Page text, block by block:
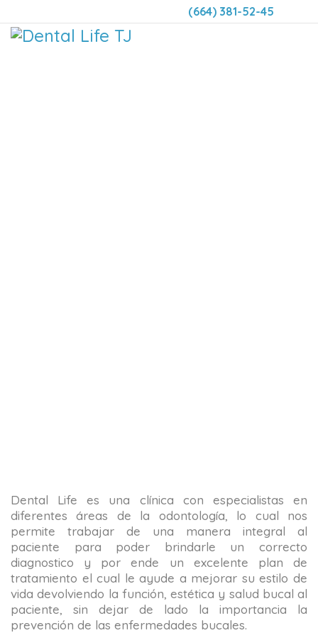
(664) 381-52-45
Dental Life es una clínica con especialistas en
diferentes áreas de la odontología, lo cual nos
permite trabajar de una manera integral al
paciente para poder brindarle un correcto
diagnostico y por ende un excelente plan de
tratamiento el cual le ayude a mejorar su estilo de
vida devolviendo la función, estética y salud bucal al
paciente, sin dejar de lado la importancia la
prevención de las enfermedades bucales.